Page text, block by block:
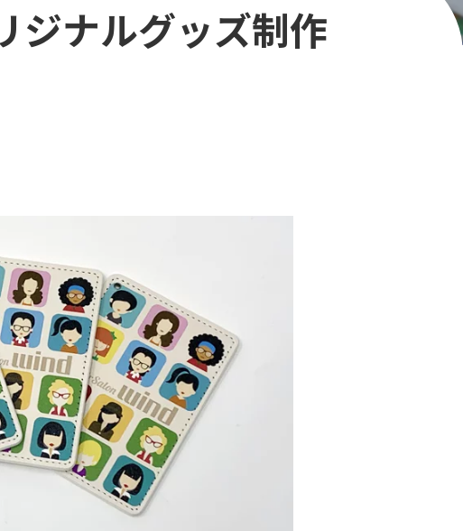
ジナルグッズ制作